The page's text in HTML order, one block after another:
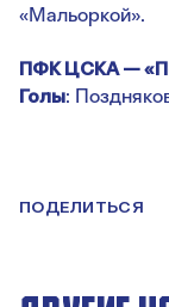
«Мальоркой».
ПФК ЦСКА —
Голы:
ПОДЕЛИТЬСЯ